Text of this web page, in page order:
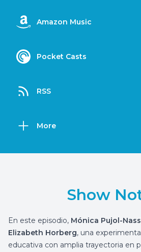
Amazon Music
Pocket Casts
RSS
More
Show
En este episodio, Mónica Pujol-
Elizabeth Horberg, una
educativa con amplia trayectoria en